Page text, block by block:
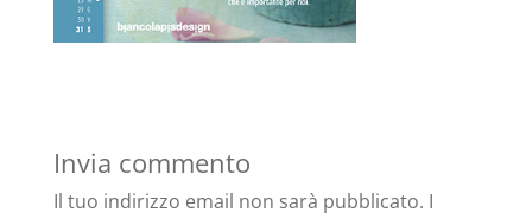
Invia commento
Il tuo indirizzo email non sarà pubblicato. I